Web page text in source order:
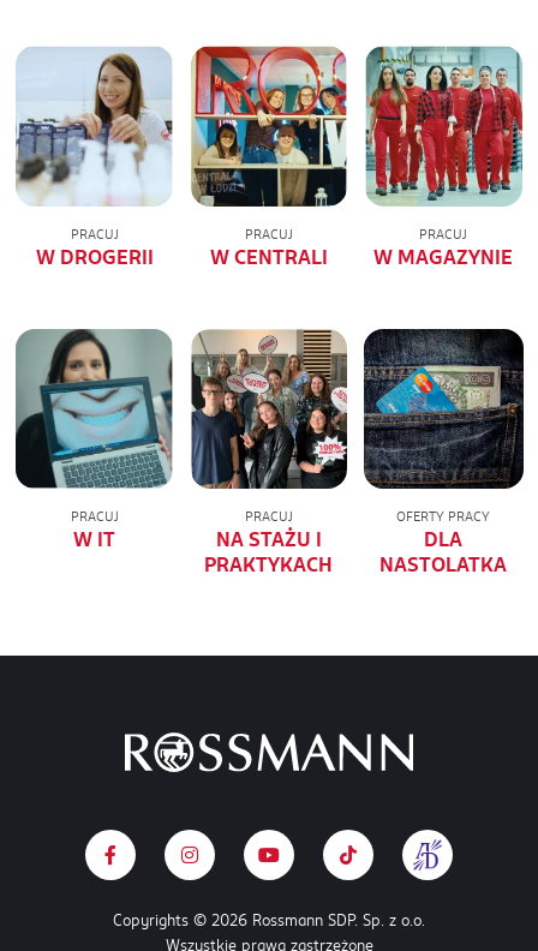
PRACUJ
W DROGERII
PRACUJ
W CENTRALI
PRACUJ
W MAGAZYNIE
PRACUJ
W IT
PRACUJ
NA STAŻU I
PRAKTYKACH
OFERTY PRACY
DLA
NASTOLATKA
Copyrights © 2026 Rossmann SDP. Sp. z o.o.
Wszystkie prawa zastrzeżone